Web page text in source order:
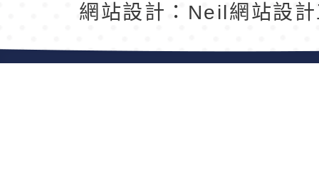
網站設計：Neil網站設